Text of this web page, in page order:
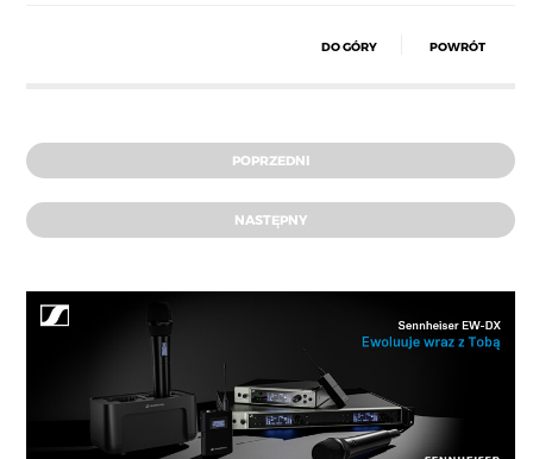
DO GÓRY POWRÓT
POPRZEDNI
NASTĘPNY